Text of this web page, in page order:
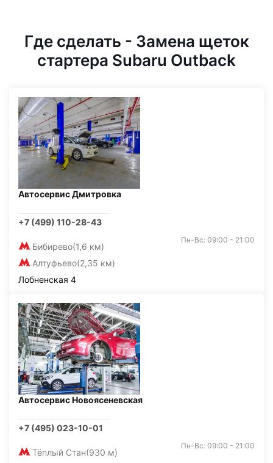
Где сделать - Замена щеток
стартера Subaru Outback
Автосервис Дмитровка
+7 (499) 110-28-43
Бибирево(1,6 км)
Алтуфьево(2,35 км)
Пн-Вс: 09:00 - 21:00
Лобненская 4
Автосервис Новоясеневская
+7 (495) 023-10-01
Тёплый Стан(930 м)
Пн-Вс: 09:00 - 21:00